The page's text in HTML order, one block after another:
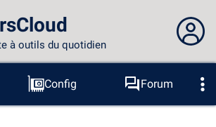
à outils du quotidien
Vous n'êtes pas connecté...
Connexion au site
Config
Forum
BSOD Outils